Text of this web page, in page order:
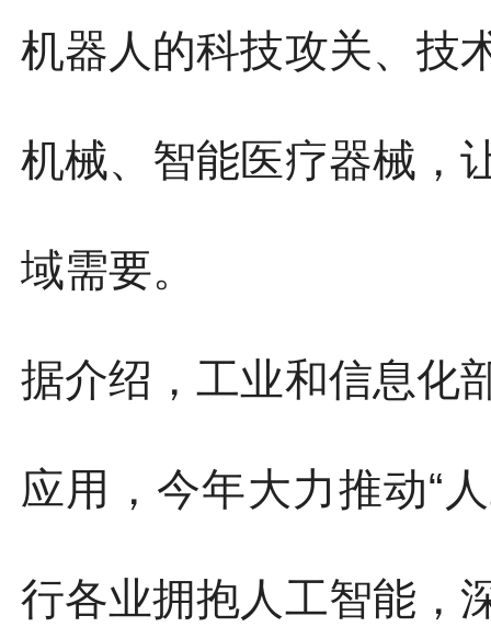
机器人的科技攻关、技
机械、智能医疗器械，
域需要。
据介绍，工业和信息化
应用，今年大力推动“
行各业拥抱人工智能，